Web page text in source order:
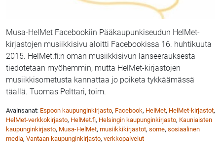
Musa-HelMet Facebookiin Pääkaupunkiseudun HelMet-
kirjastojen musiikkisivu aloitti Facebookissa 16. huhtikuuta
2015. HelMet.fi:n oman musiikkisivun lanseerauksesta
tiedotetaan myöhemmin, mutta HelMet-kirjastojen
musiikkisometusta kannattaa jo poiketa tykkäämässä
täällä. Tuomas Pelttari, toim.
Avainsanat: Espoon kaupunginkirjasto, Facebook, HelMet, HelMet-kirjastot,
HelMet-verkkokirjasto, HelMet.fi, Helsingin kaupunginkirjasto, Kauniaisten
kaupunginkirjasto, Musa-HelMet, musiikkikirjastot, some, sosiaalinen
media, Vantaan kaupunginkirjasto, verkkopalvelut